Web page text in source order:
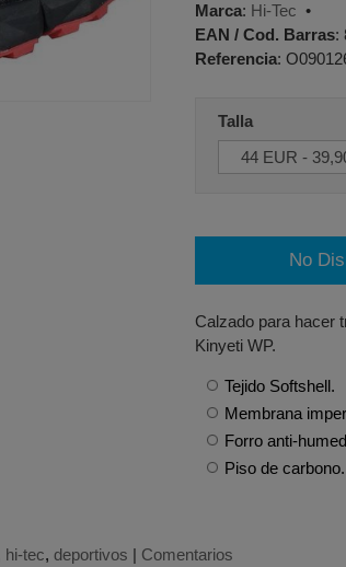
Marca: Hi-Tec •
EAN / Cod. Barras:
Referencia:
Talla
No
Calzado para hacer
Kinyeti WP.
Tejido Softshell.
Membrana
Forro anti-
Piso de carbono.
hi-tec deportivos | Comentarios